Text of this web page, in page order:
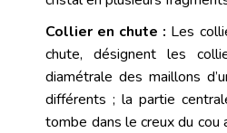
Collier en chute : Les
chute, désignent les
diamétrale des maillons
différents ; la partie
tombe dans le creux du